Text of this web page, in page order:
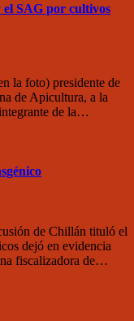
el SAG por cultivos
la foto) presidente de
de Apicultura, a la
de la…
de Chillán tituló el
dejó en evidencia
fiscalizadora de…